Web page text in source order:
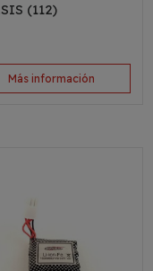
(112)
Más información